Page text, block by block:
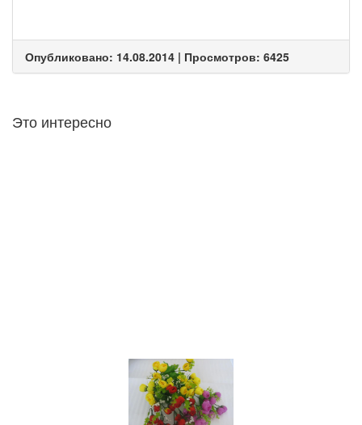
Опубликовано: 14.08.2014 | Просмотров: 6425
Это интересно